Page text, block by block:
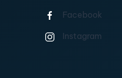
Facebook
Instagram